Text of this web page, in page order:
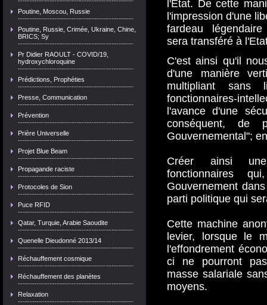
Poutine, Moscou, Russie
Poutine, Russie, Crimée, Ukraine, Chine,
BRICS; Sy
Pr Didier RAOULT - COVID/19,
hydroxychloroquine
Prédictions, Prophéties
Presse, Communication
Prévention
Prière Universelle
Projet Blue Beam
Propagande raciste
Protocoles de Sion
Puce RFID
Qatar, Turquie, Arabie Saoudite
Quenelle Dieudonné 2013/14
Réchauffement cosmique
Réchauffement des planètes
Relaxation
l'Etat. De cette
l'impression d'une
fardeau
sera transféré à
C'est ainsi qu'il
d'une manière
multipliant sans
fonctionnaires-
l'avance d'une
conséquent, de
Gouvernemental";
Créer ainsi
fonctionnaires
Gouvernement
parti politique qui
Cette machine
levier, lorsque le
l'effondrement
ci ne pourront
masse salariale
moyens.